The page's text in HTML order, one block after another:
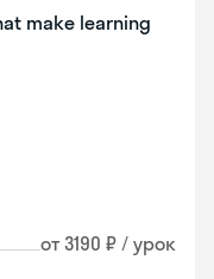
make learning
от 3190 ₽ / урок